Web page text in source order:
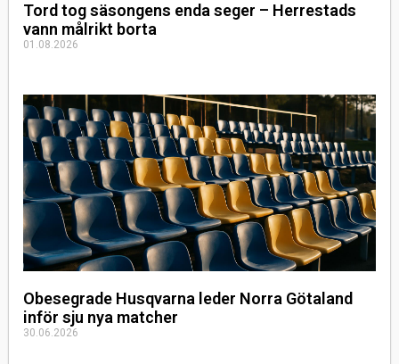
Tord tog säsongens enda seger – Herrestads
vann målrikt borta
01.08.2026
Obesegrade Husqvarna leder Norra Götaland
inför sju nya matcher
30.06.2026